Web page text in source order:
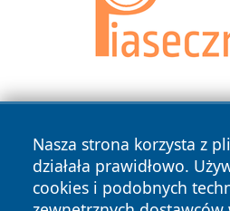
Nasza strona korzysta z
działała prawidłowo.
cookies i podobnych